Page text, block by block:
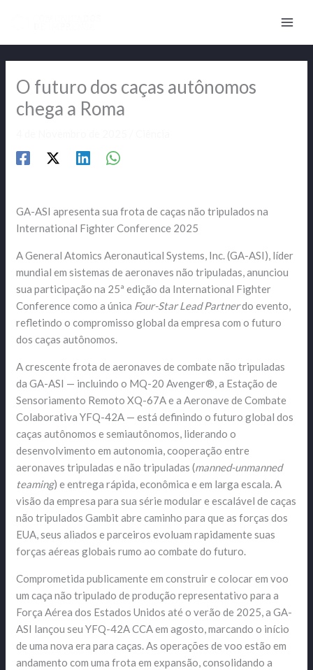
O futuro dos caças autônomos
chega a Roma
GA-ASI apresenta sua frota de caças não tripulados na
International Fighter Conference 2025
A General Atomics Aeronautical Systems, Inc. (GA-ASI), líder
mundial em sistemas de aeronaves não tripuladas, anunciou
sua participação na 25ª edição da International Fighter
Conference como a única Four-Star Lead Partnerdo evento,
refletindo o compromisso global da empresa com o futuro
dos caças autônomos.
A crescente frota de aeronaves de combate não tripuladas
da GA-ASI — incluindo o MQ-20 Avenger®, a Estação de
Sensoriamento Remoto XQ-67A e a Aeronave de Combate
Colaborativa YFQ-42A — está definindo o futuro global dos
caças autônomos e semiautônomos, liderando o
desenvolvimento em autonomia, cooperação entre
aeronaves tripuladas e não tripuladas (manned-unmanned
teaming) e entrega rápida, econômica e em larga escala. A
visão da empresa para sua série modular e escalável de caças
não tripulados Gambit abre caminho para que as forças dos
EUA, seus aliados e parceiros evoluam rapidamente suas
forças aéreas globais rumo ao combate do futuro.
Comprometida publicamente em construir e colocar em voo
um caça não tripulado de produção representativo para a
Força Aérea dos Estados Unidos até o verão de 2025, a GA-
ASI lançou seu YFQ-42A CCA em agosto, marcando o início
de uma nova era para caças. As operações de voo estão em
andamento com uma frota em expansão, consolidando a